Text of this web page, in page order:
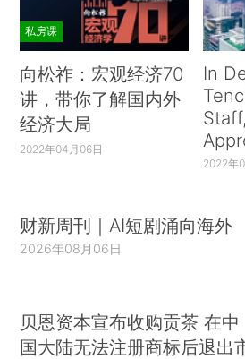
私房课
向松祚：宏观经济70
讲，带你了解国内外
经济大局
2022年04月06日
In
2022年
财新周刊｜AI短剧涌向海外
2026年08月06日
贝恩资本宣布收购贡茶 在中
国大陆无法注册商标后退出